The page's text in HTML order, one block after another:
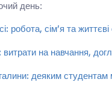
день:
робота, сім’я та
витрати на навчання,
деяким